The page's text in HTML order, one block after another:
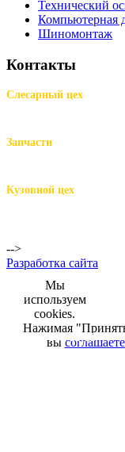
Технический
Компьютерная
Шиномонтаж
Контакты
Слесарный цех
+7 (812) 942-00-99
Запчасти
+7 (812) 918-80-40
Кузовной цех
+7 (812) 926-86-86
-->
Разработка сайта
Мы
используем
cookies.
Нажимая
вы